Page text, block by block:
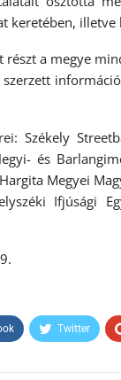
keretében,
a megye
Székely
és
Megyei
Ifjúsági
Twitter